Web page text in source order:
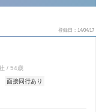
登録日 14/04/17
54歳
面接同行あり